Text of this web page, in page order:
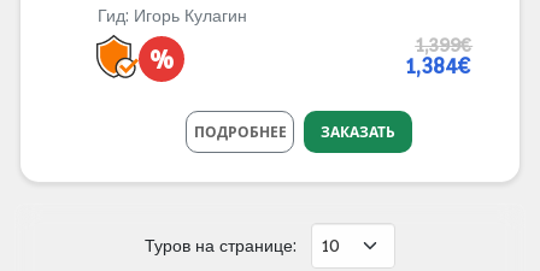
Гид: Игорь Кулагин
% 1,399€
1,384€
ПОДРОБНЕЕ ЗАКАЗАТЬ
Туров на странице: